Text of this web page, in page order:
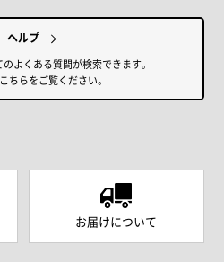
ヘルプ
よくある質問が検索できます。
ちらをご覧ください。
お届けについて